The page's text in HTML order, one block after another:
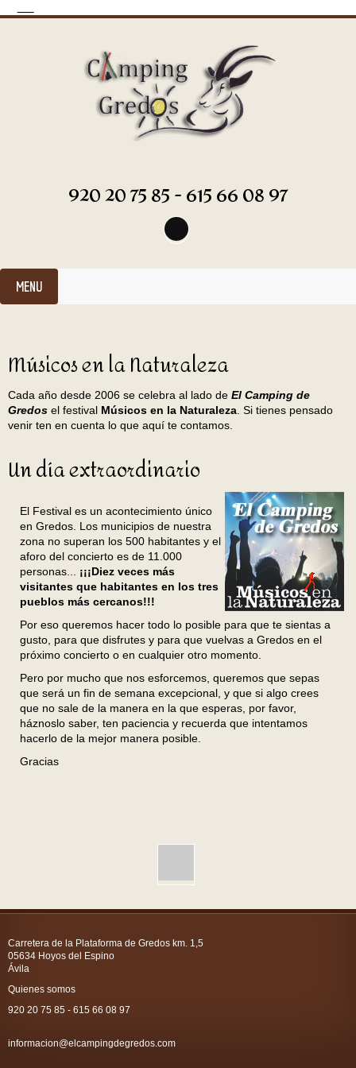
920 20 75 85 - 615 66 08 97
Músicos en la Naturaleza
Cada año desde 2006 se celebra al lado de El Camping de
Gredos el festival Músicos en la Naturaleza . Si tienes pensado
venir ten en cuenta lo que aquí te contamos.
Un día extraordinario
El Festival es un acontecimiento único
en Gredos. Los municipios de nuestra
zona no superan los 500 habitantes y el
aforo del concierto es de 11.000
personas... ¡¡¡Diez veces más
visitantes que habitantes en los tres
pueblos más cercanos!!!
Por eso queremos hacer todo lo posible para que te sientas a
gusto, para que disfrutes y para que vuelvas a Gredos en el
próximo concierto o en cualquier otro momento.
Pero por mucho que nos esforcemos, queremos que sepas
que será un fin de semana excepcional, y que si algo crees
que no sale de la manera en la que esperas, por favor,
háznoslo saber, ten paciencia y recuerda que intentamos
hacerlo de la mejor manera posible.
Gracias
Carretera de la Plataforma de Gredos km. 1,5
05634 Hoyos del Espino
Ávila
Quienes somos
920 20 75 85 - 615 66 08 97
informacion@elcampingdegredos.com